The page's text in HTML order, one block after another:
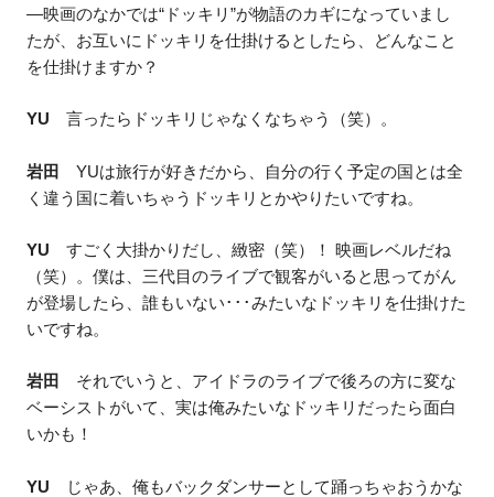
—映画のなかでは“ドッキリ”が物語のカギになっていまし
たが、お互いにドッキリを仕掛けるとしたら、どんなこと
を仕掛けますか？
YU 言ったらドッキリじゃなくなちゃう（笑）。
岩田
YUは旅行が好きだから、自分の行く予定の国とは全
く違う国に着いちゃうドッキリとかやりたいですね。
YU すごく大掛かりだし、緻密（笑）！ 映画レベルだね
（笑）。僕は、三代目のライブで観客がいると思ってがん
が登場したら、誰もいない･･･みたいなドッキリを仕掛けた
いですね。
岩田
それでいうと、アイドラのライブで後ろの方に変な
ベーシストがいて、実は俺みたいなドッキリだったら面白
いかも！
YU じゃあ、俺もバックダンサーとして踊っちゃおうかな